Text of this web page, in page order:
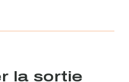
la sortie